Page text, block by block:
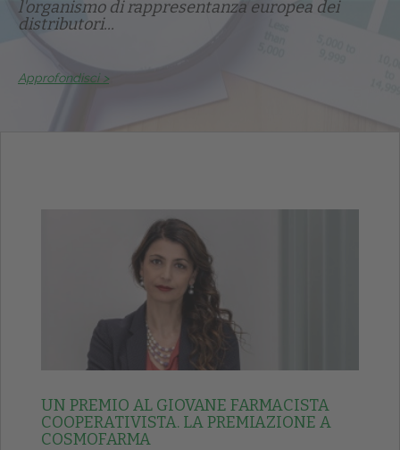
l'organismo di rappresentanza europea dei
distributori...
Approfondisci >
UN PREMIO AL GIOVANE FARMACISTA
COOPERATIVISTA. LA PREMIAZIONE A
COSMOFARMA